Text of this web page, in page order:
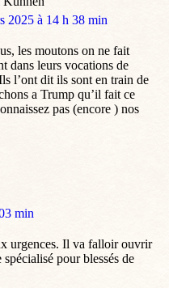
2025 à 14 h 38 min
les moutons on ne fait
dans leurs vocations de
l’ont dit ils sont en train de
a Trump qu’il fait ce
pas (encore ) nos
min
urgences. Il va falloir ouvrir
pour blessés de